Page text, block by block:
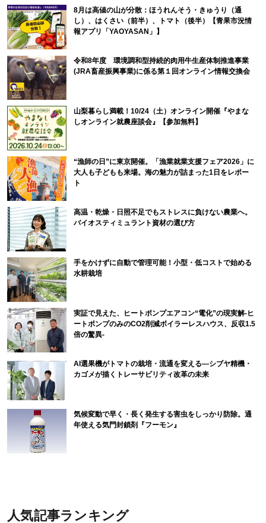
8月は高値の山が分散：ほうれんそう・きゅうり（通
し）、はくさい（前半）、トマト（後半）【青果市況情
報アプリ「YAOYASAN」】
令和8年度 環境調和型持続的肉用牛生産体制推進事業
(JRA畜産振興事業)に係る第１回オンライン情報交換会
山梨暮らし満載！10/24（土）オンライン開催『やまな
しオンライン就農座談会』【参加無料】
“漁師の日”に東京開催。「漁業就業支援フェア2026」に
大人も子どもも来場。海の魅力が詰まった1日をレポー
ト
高温・乾燥・日照不足でもストレスに負けない農業へ。
バイオスティミュラント資材の選び方
手をかけずに自動で管理可能！小型・低コストで始める
水耕栽培
実証で見えた、ヒートポンプエアコン“電化”の現実解-ヒ
ートポンプのみのCO2削減ボイラーレスハウス、反収1.5
倍の驚異-
AI選果機がトマトの栽培・流通を変える―シブヤ精機・
カゴメが描くトレーサビリティ改革の未来
気候変動で早く・長く発生する害虫をしっかり防除。通
年使える気門封鎖剤『フーモン』
人気記事ランキング